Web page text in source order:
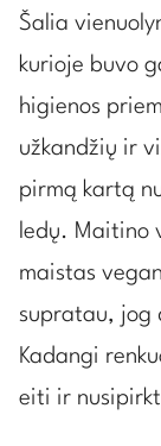
Šalia
kurioje buvo
higienos
užkandžių ir
pirmą kartą
ledų. Maitino
maistas
supratau, jog
Kadangi
eiti ir